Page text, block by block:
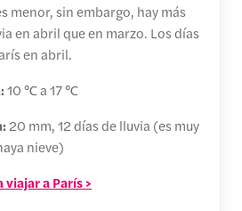
menor, sin embargo, hay más
en abril que en marzo. Los días
en abril.
10 ℃ a 17 ℃
20 mm, 12 días de lluvia (es muy
nieve)
a París >